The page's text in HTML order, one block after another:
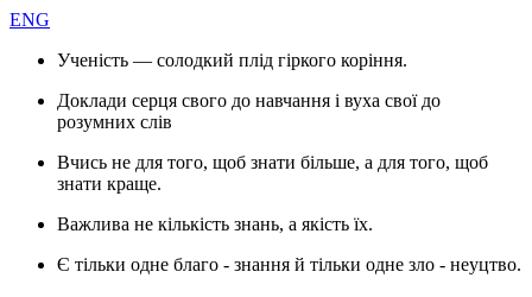
ENG
Ученість — солодкий плід гіркого коріння.
Доклади серця свого до навчання і вуха свої до
розумних слів
Вчись не для того, щоб знати більше, а для того, щоб
знати краще.
Важлива не кількість знань, а якість їх.
Є тільки одне благо - знання й тільки одне зло - неуцтво.